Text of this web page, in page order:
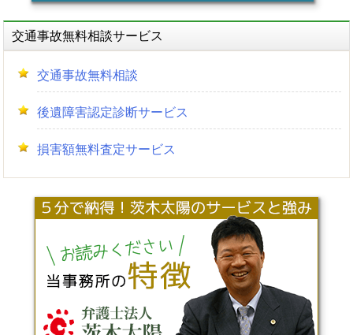
交通事故無料相談サービス
交通事故無料相談
後遺障害認定診断サービス
損害額無料査定サービス